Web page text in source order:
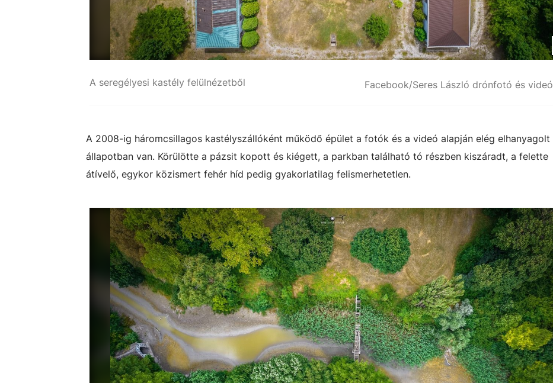
A seregélyesi kastély felülnézetből Facebook/Seres László drónfotó és videó
A 2008-ig háromcsillagos kastélyszállóként működő épület a fotók és a videó alapján elég elhanyagolt
állapotban van. Körülötte a pázsit kopott és kiégett, a parkban található tó részben kiszáradt, a felette
átívelő, egykor közismert fehér híd pedig gyakorlatilag felismerhetetlen.